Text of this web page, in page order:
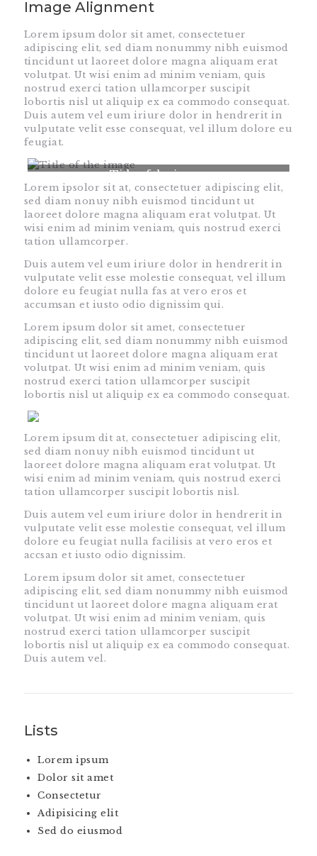
Image Alignment
Lorem ipsum dolor sit amet, consectetuer
adipiscing elit, sed diam nonummy nibh euismod
tincidunt ut laoreet dolore magna aliquam erat
volutpat. Ut wisi enim ad minim veniam, quis
nostrud exerci tation ullamcorper suscipit
lobortis nisl ut aliquip ex ea commodo consequat.
Duis autem vel eum iriure dolor in hendrerit in
vulputate velit esse consequat, vel illum dolore eu
feugiat.
Title of the image
Lorem ipsolor sit at, consectetuer adipiscing elit,
sed diam nonuy nibh euismod tincidunt ut
laoreet dolore magna aliquam erat volutpat. Ut
wisi enim ad minim veniam, quis nostrud exerci
tation ullamcorper.
Duis autem vel eum iriure dolor in hendrerit in
vulputate velit esse molestie consequat, vel illum
dolore eu feugiat nulla fas at vero eros et
accumsan et iusto odio dignissim qui.
Lorem ipsum dolor sit amet, consectetuer
adipiscing elit, sed diam nonummy nibh euismod
tincidunt ut laoreet dolore magna aliquam erat
volutpat. Ut wisi enim ad minim veniam, quis
nostrud exerci tation ullamcorper suscipit
lobortis nisl ut aliquip ex ea commodo consequat.
Lorem ipsum dit at, consectetuer adipiscing elit,
sed diam nonuy nibh euismod tincidunt ut
laoreet dolore magna aliquam erat volutpat. Ut
wisi enim ad minim veniam, quis nostrud exerci
tation ullamcorper suscipit lobortis nisl.
Duis autem vel eum iriure dolor in hendrerit in
vulputate velit esse molestie consequat, vel illum
dolore eu feugiat nulla facilisis at vero eros et
accsan et iusto odio dignissim.
Lorem ipsum dolor sit amet, consectetuer
adipiscing elit, sed diam nonummy nibh euismod
tincidunt ut laoreet dolore magna aliquam erat
volutpat. Ut wisi enim ad minim veniam, quis
nostrud exerci tation ullamcorper suscipit
lobortis nisl ut aliquip ex ea commodo consequat.
Duis autem vel.
Lists
Lorem ipsum
Dolor sit amet
Consectetur
Adipisicing elit
Sed do eiusmod